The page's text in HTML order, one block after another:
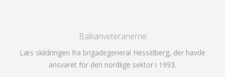
Balkanveteranerne
Læs skildringen fra brigadegeneral Hesselberg, der havde
ansvaret for den nordlige sektor i 1993.